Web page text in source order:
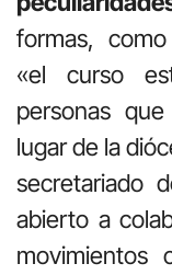
formas,
«el curso
personas
lugar de la
secretariado
abierto a
movimientos